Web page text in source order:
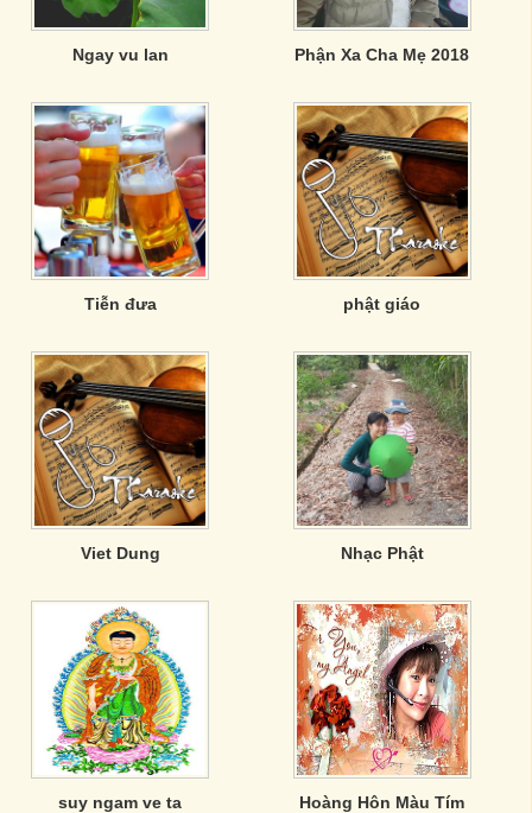
Ngay vu lan Phận Xa Cha Mẹ 2018
Tiễn đưa phật giáo
Viet Dung Nhạc Phật
suy ngam ve ta Hoàng Hôn Màu Tím